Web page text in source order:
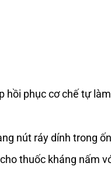
hồi phục cơ chế tự
nút ráy dính trong
thuốc kháng nấm